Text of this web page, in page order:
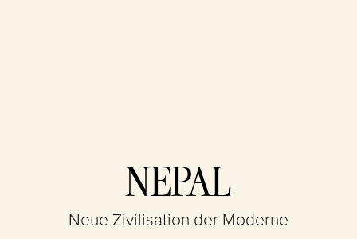
Accept &
Indem du auf "Spielen"
NEPAL
Neue Zivilisation der Moderne